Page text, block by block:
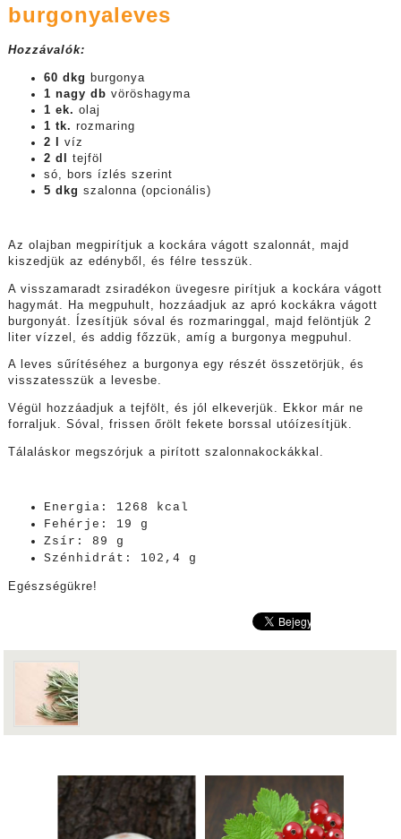
burgonyaleves
Hozzávalók:
60 dkg
burgonya
1 nagy db vöröshagyma
1 ek. olaj
1 tk. rozmaring
2 l
víz
2 dl
tejföl
só, bors ízlés szerint
5 dkg szalonna (opcionális)
Az olajban megpirítjuk a kockára vágott szalonnát, majd
kiszedjük az edényből, és félre tesszük.
A visszamaradt zsiradékon üvegesre pirítjuk a kockára vágott
hagymát. Ha megpuhult, hozzáadjuk az apró kockákra vágott
burgonyát. Ízesítjük sóval és rozmaringgal, majd felöntjük 2
liter vízzel, és addig főzzük, amíg a burgonya megpuhul.
A leves sűrítéséhez a burgonya egy részét összetörjük, és
visszatesszük a levesbe.
Végül hozzáadjuk a tejfölt, és jól elkeverjük. Ekkor már ne
forraljuk. Sóval, frissen őrölt fekete borssal utóízesítjük.
Tálaláskor megszórjuk a pirított szalonnakockákkal.
Energia: 1268 kcal
Fehérje: 19 g
Zsír: 89 g
Szénhidrát: 102,4 g
Egészségükre!